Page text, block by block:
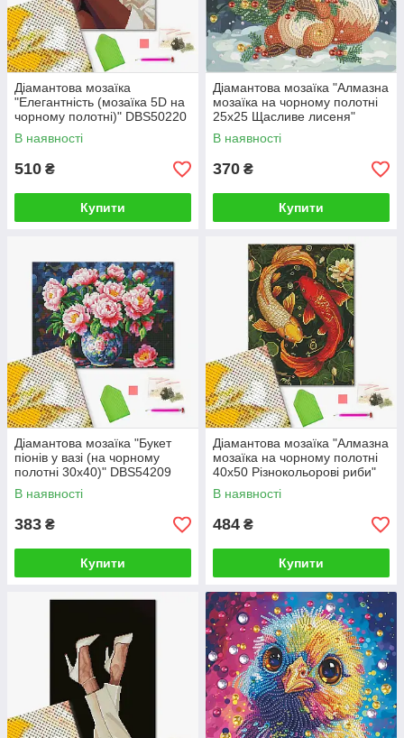
Діамантова мозаїка
"Елегантність (мозаїка 5D на
чорному полотні)" DBS50220
40×50 см
В наявності
510 ₴
Купити
Діамантова мозаїка "Алмазна
мозаїка на чорному полотні
25х25 Щасливе лисеня"
DBS52202 25X25
В наявності
370 ₴
Купити
Діамантова мозаїка "Букет
піонів у вазі (на чорному
полотні 30х40)" DBS54209
30×40 см
В наявності
383 ₴
Купити
Діамантова мозаїка "Алмазна
мозаїка на чорному полотні
40х50 Різнокольорові риби"
DBS54014 40×50 см
В наявності
484 ₴
Купити